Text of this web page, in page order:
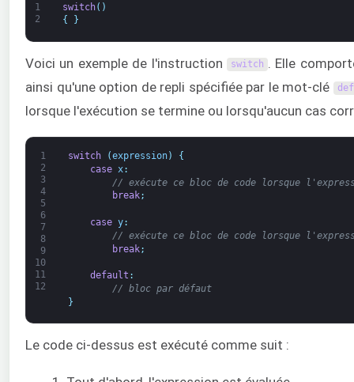
1
2
switch( )
{
}
Voici un exemple de l'instruction switch . Elle
ainsi qu'une option de repli spécifiée par le mot-clé
lorsque l'exécution se termine ou lorsqu'aucun cas
1
2
3
4
5
6
7
8
9
10
11
12
switch (expression)
{
case
x:
// exécute ce bloc de code lorsque
break;
case y:
// exécute ce bloc de code lorsque
break;
default :
// bloc par défaut
}
Le code ci-dessus est exécuté comme suit :